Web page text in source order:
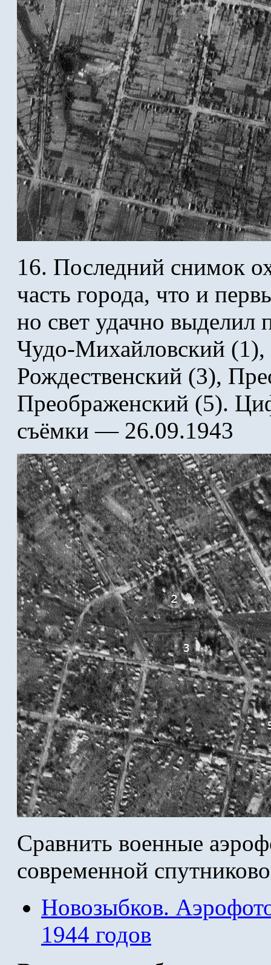
16. Последний снимок
часть города, что и
но свет удачно выделил
Чудо-Михайловский
Рождественский (3),
Преображенский (5).
съёмки — 26.09.1943
Сравнить военные
современной
Новозыбков.
1944 годов